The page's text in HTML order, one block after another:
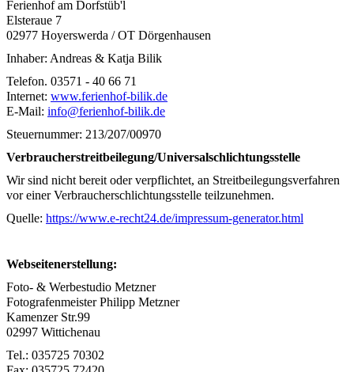
Ferienhof am Dorfstüb'l
Elsteraue 7
02977 Hoyerswerda / OT Dörgenhausen
Inhaber: Andreas & Katja Bilik
Telefon. 03571 - 40 66 71
Internet: www.ferienhof-bilik.de
E-Mail: info@ferienhof-bilik.de
Steuernummer: 213/207/00970
Verbraucherstreitbeilegung/Universalschlichtungsstelle
Wir sind nicht bereit oder verpflichtet, an Streitbeilegungsverfahren
vor einer Verbraucherschlichtungsstelle teilzunehmen.
Quelle: https://www.e-recht24.de/impressum-generator.html
Webseitenerstellung:
Foto- & Werbestudio Metzner
Fotografenmeister Philipp Metzner
Kamenzer Str.99
02997 Wittichenau
Tel.: 035725 70302